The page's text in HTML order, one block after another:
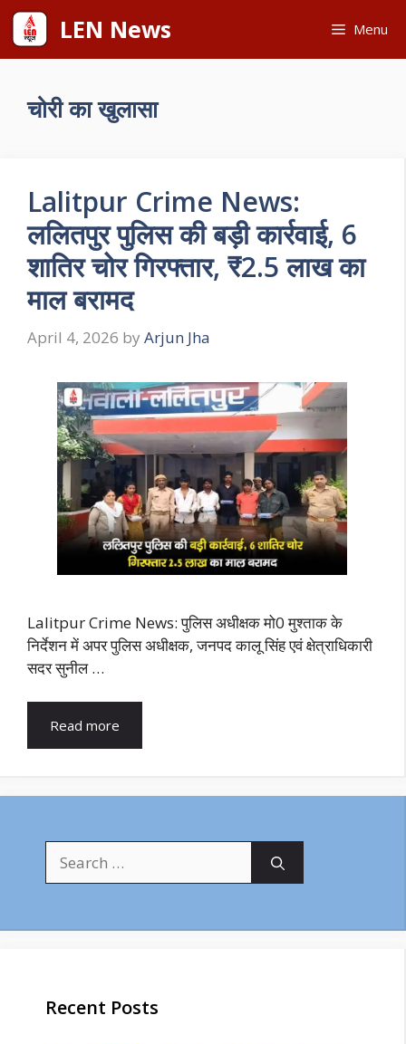
Skip
content
LEN News Menu
चोरी का खुलासा
Lalitpur Crime News:
ललितपुर पुलिस की बड़ी कार्रवाई, 6
शातिर चोर गिरफ्तार, ₹2.5 लाख का
माल बरामद
April 4, 2026 by Arjun Jha
Lalitpur Crime News: पुलिस अधीक्षक मो0 मुश्ताक के
निर्देशन में अपर पुलिस अधीक्षक, जनपद कालू सिंह एवं क्षेत्राधिकारी
सदर सुनील …
Read more
for:
Recent Posts